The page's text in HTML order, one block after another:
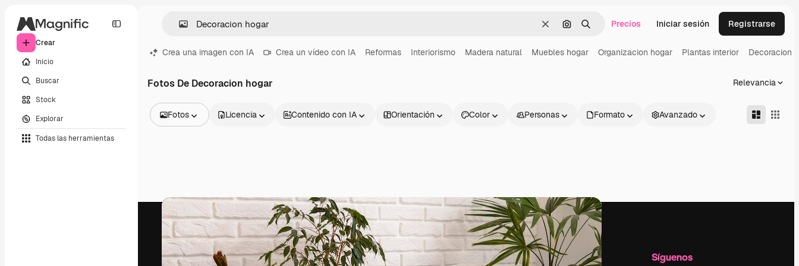
Crear
Inicio
Buscar
Stock
Explorar
Todas las herramientas
BorrarBuscar por imagen
BuscarPrecios Iniciar sesión Registrarse
Crea una imagen con IA Crea un vídeo con IA Reformas Interiorismo Madera natural Muebles hogar Organizacion hogar Plantas interior Decoracion
Fotos De Decoracion hogar Relevancia
Fotos
Vídeos
Clips de vídeo
Motion graphics
Plantillas de vídeos
Iconos
Modelos 3D
Fuentes
Licencia Contenido con IA Orientación Color Personas Formato Avanzado
Productos Información útil Empresa Síguenos